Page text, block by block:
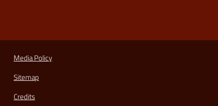
Media Policy
Sitemap
Credits